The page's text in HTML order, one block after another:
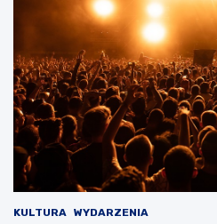
KULTURA WYDARZENIA